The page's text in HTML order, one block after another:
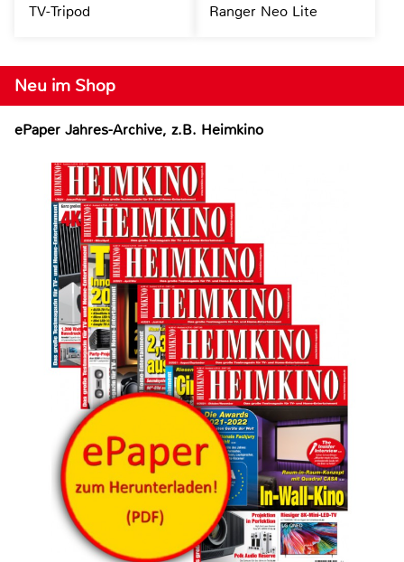
Neu im Shop
ePaper Jahres-Archive, z.B. Heimkino
TV-Tripod
Ranger Neo Lite